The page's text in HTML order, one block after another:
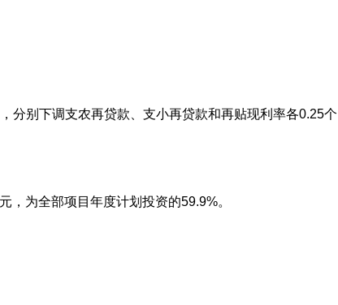
分别下调支农再贷款、支小再贷款和再贴现利率各0.25个
为全部项目年度计划投资的59.9%。